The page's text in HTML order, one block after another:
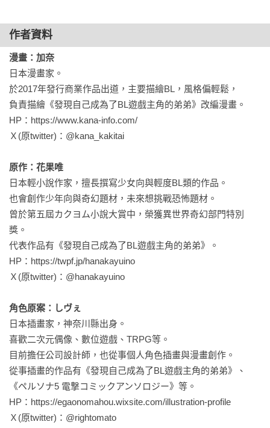
作者資料
漫畫：加奈
日本漫畫家。
於2017年發行商業作品出道，主要描繪BL，風格偏輕鬆，
負責描繪《發現自己成為了BL遊戲主角的弟弟》改編漫畫。
HP：https://www.kana-info.com/
Ｘ(原twitter)：@kana_kakitai
原作：花果唯
日本輕小說作家，擅長撰寫少女向與輕度BL類的作品。
也會創作少年向與奇幻題材，未來想挑戰恐怖題材。
曾於第五屆カクヨム小說大賞中，榮獲異世界奇幻部門特別
獎。
代表作品有《發現自己成為了BL遊戲主角的弟弟》。
HP：https://twpf.jp/hanakayuino
Ｘ(原twitter)：@hanakayuino
角色原案：しヴぇ
日本插畫家，神奈川縣出身。
喜歡二次元偶像、數位遊戲、TRPG等。
目前擔任公司設計師，也從事個人角色插畫與漫畫創作。
從事插畫的作品有《發現自己成為了BL遊戲主角的弟弟》、
《ペルソナ5 電撃コミックアンソロジー》等。
HP：https://egaonomahou.wixsite.com/illustration-profile
Ｘ(原twitter)：@rightomato